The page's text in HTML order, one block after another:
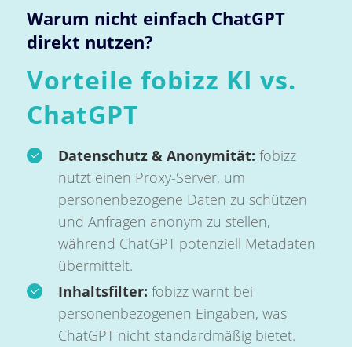
Warum nicht einfach ChatGPT
direkt nutzen?
Vorteile fobizz KI vs.
ChatGPT
Datenschutz & Anonymität: fobizz
nutzt einen Proxy-Server, um
personenbezogene Daten zu schützen
und Anfragen anonym zu stellen,
während ChatGPT potenziell Metadaten
übermittelt.
Inhaltsfilter: fobizz warnt bei
personenbezogenen Eingaben, was
ChatGPT nicht standardmäßig bietet.